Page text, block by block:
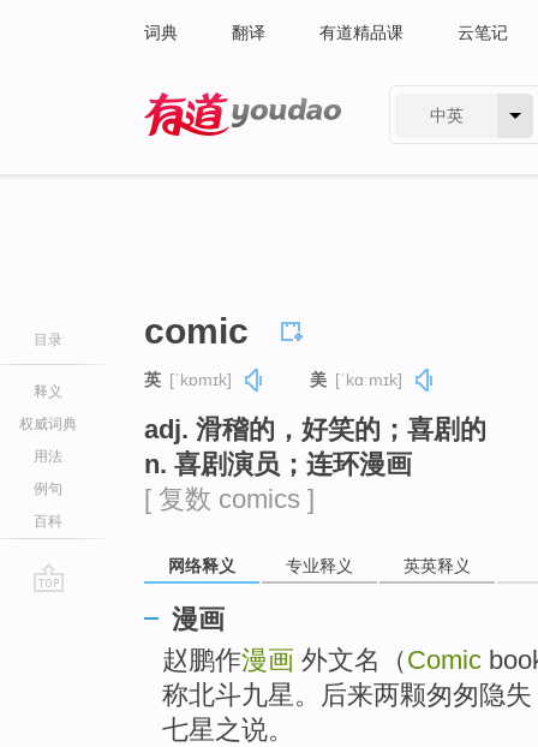
词典 翻译 有道精品课 云笔记
中英
目录
释义
权威词典
用法
例句
百科
comic
英 [ˈkɒmɪk] 美 [ˈkɑːmɪk]
adj. 滑稽的，好笑的；喜剧的
n. 喜剧演员；连环漫画
[ 复数 comics ]
网络释义 专业释义 英英释义
漫画
赵鹏作漫画 外文名（Comic
称北斗九星。后来两颗匆匆隐
七星之说。